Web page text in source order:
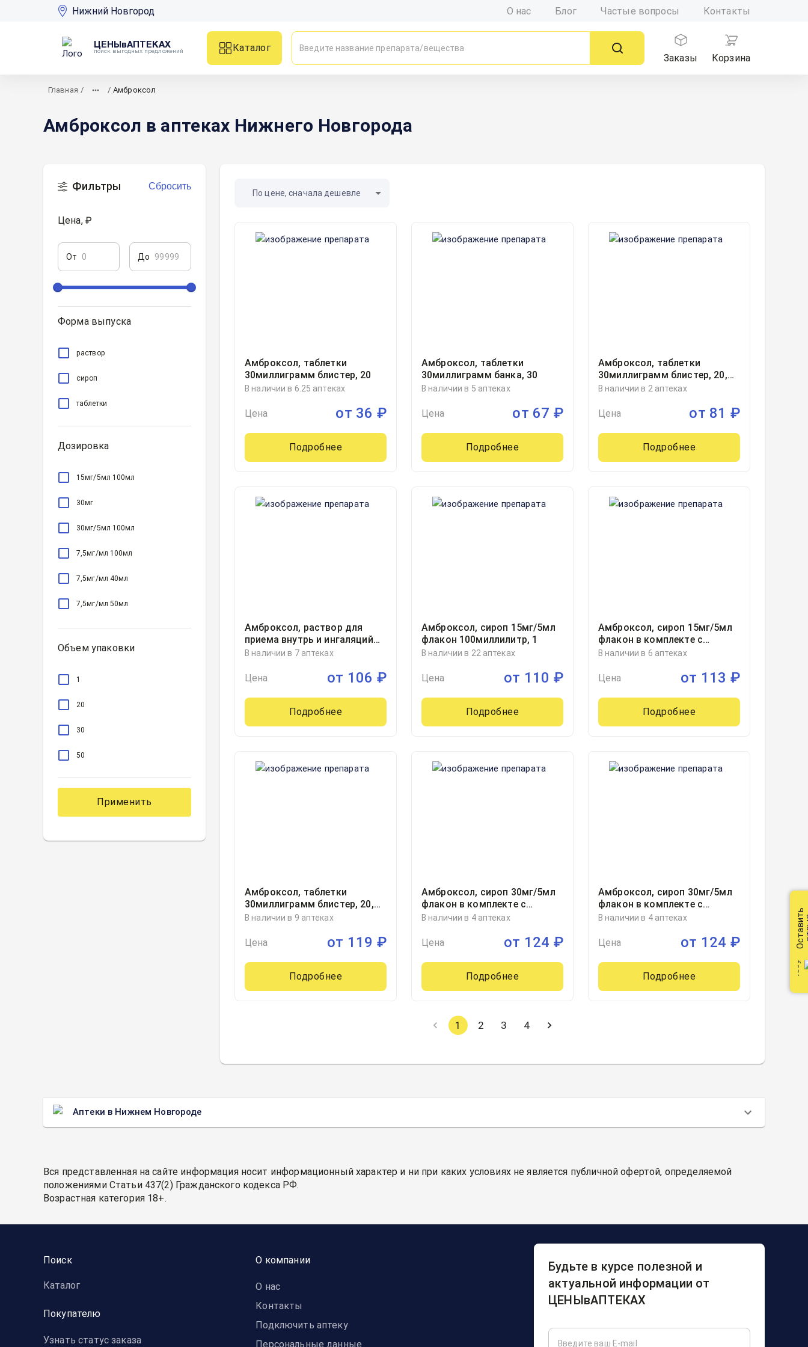
Нижний Новгород О нас Блог Частые вопросы Контакты
ЦЕНЫвАПТЕКАХ
поиск выгодных предложений
Каталог
Заказы
Корзина
Главная / / Амброксол
Амброксол в аптеках Нижнего Новгорода
Фильтры Сбросить
Цена, ₽
От До
Форма выпуска
раствор
сироп
таблетки
Дозировка
15мг/5мл 100мл
30мг
30мг/5мл 100мл
7,5мг/мл 100мл
7,5мг/мл 40мл
7,5мг/мл 50мл
Объем упаковки
1
20
30
50
Применить
По цене, сначала дешевле
Амброксол, таблетки
30миллиграмм блистер, 20
В наличии в 6.25 аптеках
Цена от 36 ₽
Подробнее
Амброксол, таблетки
30миллиграмм банка, 30
В наличии в 5 аптеках
Цена от 67 ₽
Подробнее
Амброксол, таблетки
30миллиграмм блистер, 20,
Канонфарма продакшн,
В наличии в 2 аптеках
Цена от 81 ₽
Подробнее
Амброксол, раствор для
приема внутрь и ингаляций
7.5мг/мл флакон в комплекте
40миллилитр, 1
В наличии в 7 аптеках
Цена от 106 ₽
Подробнее
Амброксол, сироп 15мг/5мл
флакон 100миллилитр, 1
В наличии в 22 аптеках
Цена от 110 ₽
Подробнее
Амброксол, сироп 15мг/5мл
флакон в комплекте с
мерной ложкой
В наличии в 6 аптеках
Цена от 113 ₽
Подробнее
Амброксол, таблетки
30миллиграмм блистер, 20,
Велфарм ООО, Россия
В наличии в 9 аптеках
Цена от 119 ₽
Подробнее
Амброксол, сироп 30мг/5мл
флакон в комплекте с
мерной ложкой
В наличии в 4 аптеках
Цена от 124 ₽
Подробнее
Амброксол, сироп 30мг/5мл
флакон в комплекте с
мерной ложкой
Россия
В наличии в 4 аптеках
Цена от 124 ₽
Подробнее
1 2 3 4
Аптеки в Нижнем Новгороде
Вся представленная на сайте информация носит информационный характер и ни при каких условиях не является публичной офертой, определяемой
положениями Статьи 437(2) Гражданского кодекса РФ.
Возрастная категория 18+.
Поиск
Каталог
Покупателю
Узнать статус заказа
О компании
О нас
Контакты
Подключить аптеку
Персональные данные
Будьте в курсе полезной и
актуальной информации от
ЦЕНЫвАПТЕКАХ
Оставить